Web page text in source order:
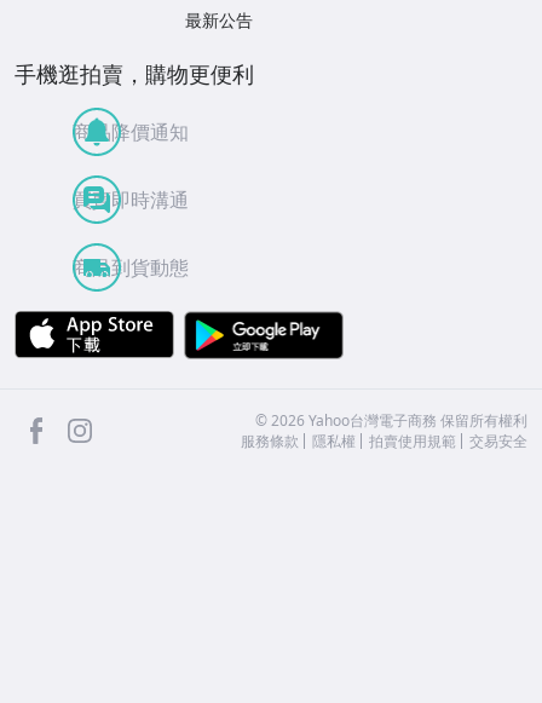
最新公告
手機逛拍賣，購物更便利
商品降價通知
買賣即時溝通
商品到貨動態
APP Store
facebook ©2026 Yahoo台灣電子商務 保留所有權利
服務條款
隱私權 拍賣使用規範 交易安全